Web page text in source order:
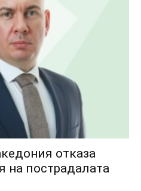
отказа
на пострадалата